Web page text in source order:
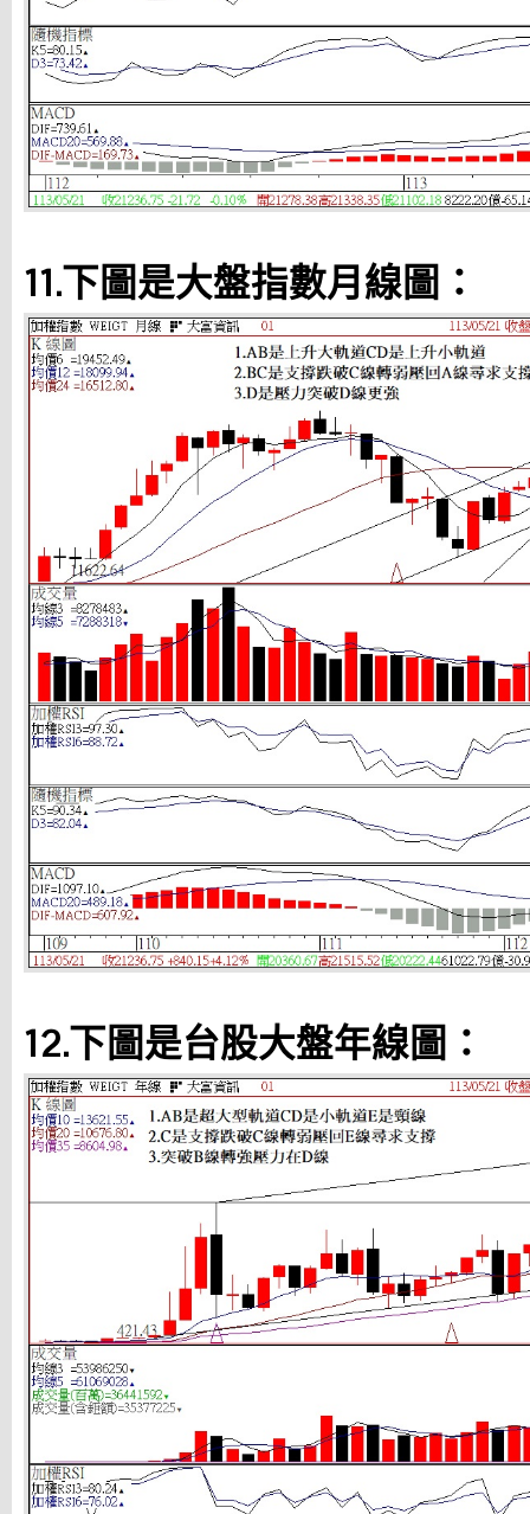
11.下圖是大盤指數月線圖：
12.下圖是台股大盤年線圖：